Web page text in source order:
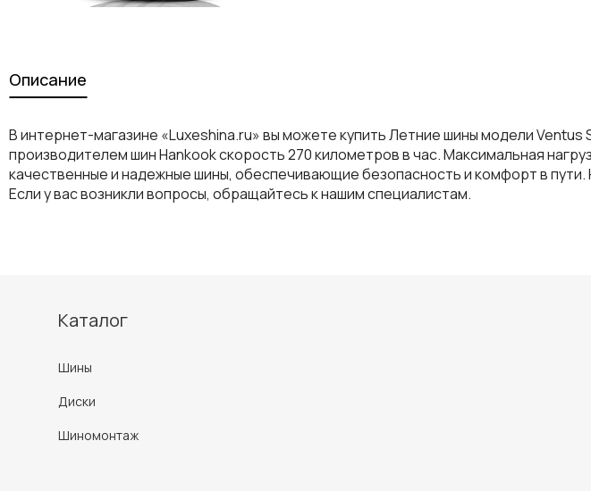
Описание
В интернет-магазине «Luxeshina.ru» вы можете купить Летние шины модели
производителем шин Hankook скорость 270 километров в час. Максимальная
качественные и надежные шины, обеспечивающие безопасность и комфорт в
Если у вас возникли вопросы, обращайтесь к нашим специалистам.
Каталог
Шины
Диски
Шиномонтаж